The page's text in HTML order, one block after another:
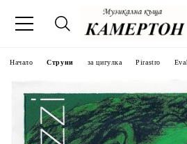
Начало Струни за цигулка Pirastro